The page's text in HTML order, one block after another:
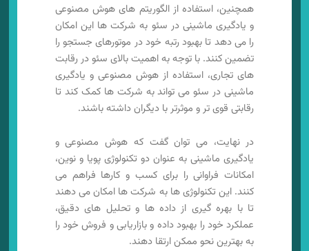
همچنین، استفاده از الگوریتم های هوش مصنوعی
و یادگیری ماشینی در سئو به شرکت ها این امکان
را می دهد تا بهبود رتبه خود در موتورهای جستجو را
تضمین کنند. با توجه به اهمیت بالای سئو در رقابت
های تجاری، استفاده از هوش مصنوعی و یادگیری
ماشینی در سئو می تواند به شرکت ها کمک کند تا
رقابتی قوی تر و موثرتر با دیگران داشته باشند.
در نهایت، می توان گفت که هوش مصنوعی و
یادگیری ماشینی به عنوان دو تکنولوژی پویا و نوین،
امکانات فراوانی را برای کسب و کارها فراهم می
کنند. این تکنولوژی ها به شرکت ها امکان می دهند
تا با بهره گیری از داده ها و تحلیل های دقیق،
عملکرد خود را بهبود داده و بازاریابی و فروش خود را
به بهترین نحو ممکن ارتقا دهند.